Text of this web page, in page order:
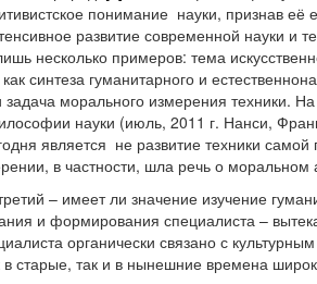
понимание науки, признав её
развитие современной науки и
несколько примеров: тема
синтеза гуманитарного и
морального измерения техники.
науки (июль, 2011 г. Нанси,
является не развитие техники
в частности, шла речь о моральном
– имеет ли значение изучение
и формирования специалиста –
органически связано с
в старые, так и в нынешние времена